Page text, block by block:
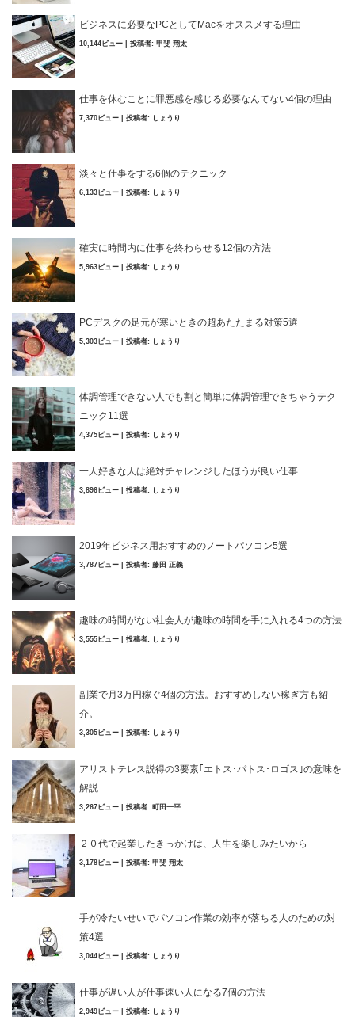
ビジネスに必要なPCとしてMacをオススメする理由
10,144ビュー 投稿者: 甲斐 翔太
仕事を休むことに罪悪感を感じる必要なんてない4個の理由
7,370ビュー 投稿者: しょうり
淡々と仕事をする6個のテクニック
6,133ビュー 投稿者: しょうり
確実に時間内に仕事を終わらせる12個の方法
5,963ビュー 投稿者: しょうり
PCデスクの足元が寒いときの超あたたまる対策5選
5,303ビュー 投稿者: しょうり
体調管理できない人でも割と簡単に体調管理できちゃうテク
ニック11選
4,375ビュー 投稿者: しょうり
一人好きな人は絶対チャレンジしたほうが良い仕事
3,896ビュー 投稿者: しょうり
2019年ビジネス用おすすめのノートパソコン5選
3,787ビュー 投稿者: 藤田 正義
趣味の時間がない社会人が趣味の時間を手に入れる4つの方法
3,555ビュー 投稿者: しょうり
副業で月3万円稼ぐ4個の方法。おすすめしない稼ぎ方も紹
介。
3,305ビュー 投稿者: しょうり
アリストテレス説得の3要素｢エトス･パトス･ロゴス｣の意味を
解説
3,267ビュー 投稿者: 町田一平
２０代で起業したきっかけは、人生を楽しみたいから
3,178ビュー 投稿者: 甲斐 翔太
手が冷たいせいでパソコン作業の効率が落ちる人のための対
策4選
3,044ビュー 投稿者: しょうり
仕事が遅い人が仕事速い人になる7個の方法
2,949ビュー 投稿者: しょうり